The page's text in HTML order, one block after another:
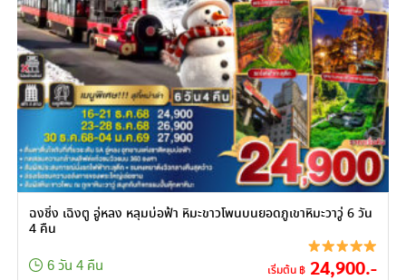
ฉงชิ่ง เฉิงตู อู่หลง หลุมบ่อฟ้า หิมะขาวโพนบนยอดภูเขาหิมะวาวู่ 6 วัน
4 คืน
6 วัน 4 คืน เริ่มต้น ฿ 24,900.-